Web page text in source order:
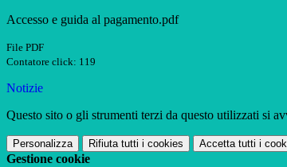
Accesso e guida al pagamento.pdf
File PDF
Contatore click: 119
Notizie
Questo sito o gli strumenti terzi da questo utilizzati si
Personalizza Rifiuta tutti i cookies Accetta tutti i
Gestione cookie